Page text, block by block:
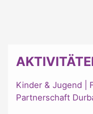
Kinder & Jugend
Partnerschaft